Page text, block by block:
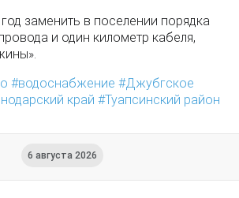
заменить в поселении порядка
и один километр кабеля,
водоснабжение
Джубгское
край Туапсинский район
6 августа 2026